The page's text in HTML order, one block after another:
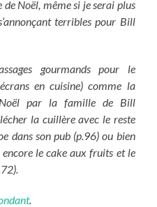
de Noël, même si je serai plus
terribles pour Bill
gourmands pour le
en cuisine) comme la
par la famille de Bill
la cuillère avec le reste
dans son pub (p.96) ou bien
encore le cake aux fruits et le
.